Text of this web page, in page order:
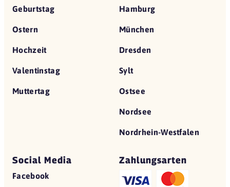
Geburtstag
Ostern
Hochzeit
Valentinstag
Muttertag
Hamburg
München
Dresden
Sylt
Ostsee
Nordsee
Nordrhein-Westfalen
Social Media
Facebook
Zahlungsarten